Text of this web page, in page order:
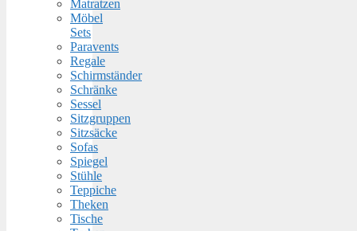
Matratzen
Möbel
Sets
Paravents
Regale
Schirmständer
Schränke
Sessel
Sitzgruppen
Sitzsäcke
Sofas
Spiegel
Stühle
Teppiche
Theken
Tische